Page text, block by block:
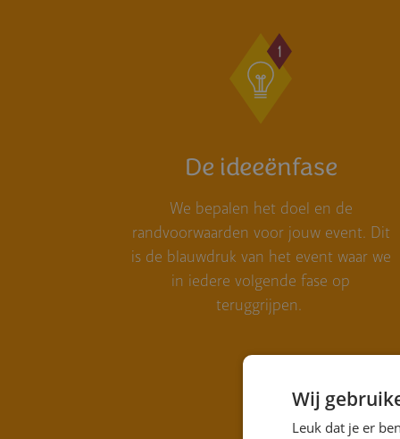
De ideeënfase
We bepalen het doel en de
randvoorwaarden voor jouw event. Dit
is de blauwdruk van het event waar we
in iedere volgende fase op
teruggrijpen.
Wij
Leuk dat je er